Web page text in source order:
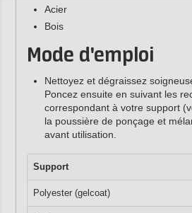
Acier
Bois
Mode d'emploi
Nettoyez et dégraissez
Poncez ensuite en suivant les
correspondant à votre support
la poussière de ponçage et
avant utilisation.
Support
Polyester (gelcoat)